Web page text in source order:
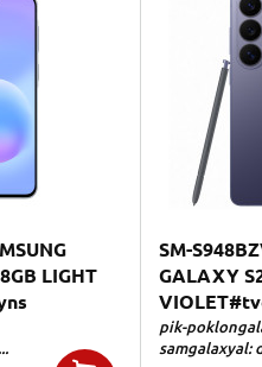
LIGHT
SM-
GALAXY
pik-
samgalaxyal: